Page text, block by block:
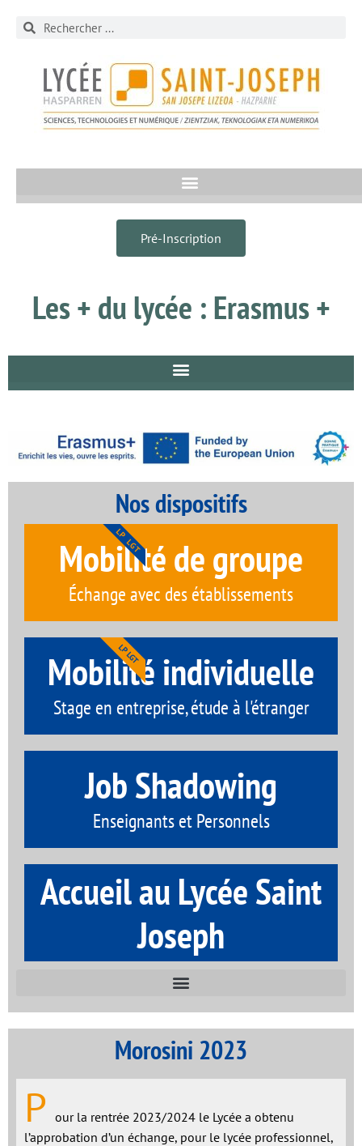
Pré-Inscription
Les + du lycée : Erasmus +
Nos dispositifs
Mobilité de groupe
Échange avec des établissements
LP LGT
Mobilité individuelle
Stage en entreprise, étude à l'étranger
LP LGT
Job Shadowing
Enseignants et Personnels
Accueil au Lycée Saint
Joseph
Morosini 2023
P our la rentrée 2023/2024 le Lycée a obtenu
l’approbation d’un échange, pour le lycée professionnel,